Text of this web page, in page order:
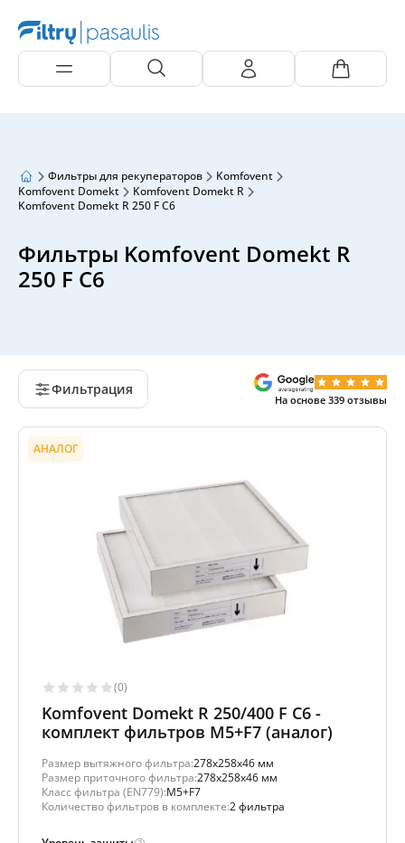
Фильтры для рекуператоров
Komfovent
Komfovent Domekt
Komfovent Domekt R
Komfovent Domekt R 250 F C6
Фильтры Komfovent Domekt R
250 F C6
Фильтрация
На основе 339 отзывы
АНАЛОГ
(0)
Komfovent Domekt R 250/400 F C6 -
комплект фильтров M5+F7 (аналог)
Размер вытяжного фильтра:278x258x46 мм
Размер приточного фильтра:278x258x46 мм
Класс фильтра (EN779):M5+F7
Количество фильтров в комплекте:2 фильтра